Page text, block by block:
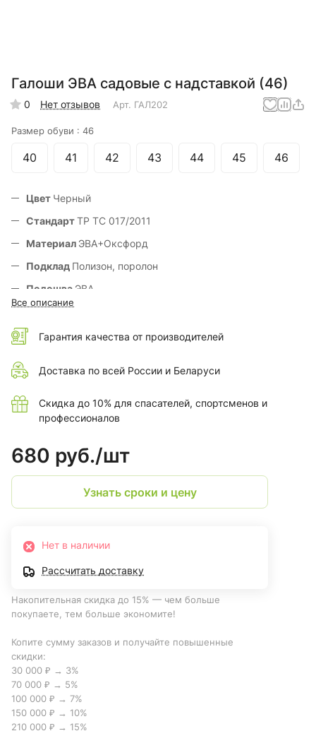
Галоши ЭВА садовые с надставкой (46)
0 Нет отзывов Арт. ГАЛ202
Размер обуви : 46
40 41 42 43 44 45 46
Цвет Черный
СтандартТР ТС 017/2011
Материал ЭВА+Оксфорд
Подклад Полизон, поролон
Подошва ЭВА
Размеры37-46
Все описание
Гарантия качества от производителей
Доставка по всей России и Беларуси
Скидка до 10% для спасателей, спортсменов и
профессионалов
680 руб./шт
Узнать сроки и цену
Нет в наличии
Рассчитать доставку
Накопительная скидка до 15% — чем больше
покупаете, тем больше экономите!
Копите сумму заказов и получайте повышенные
скидки:
30 000 ₽ → 3%
70 000 ₽ → 5%
100 000 ₽ → 7%
150 000 ₽ → 10%
210 000 ₽ → 15%